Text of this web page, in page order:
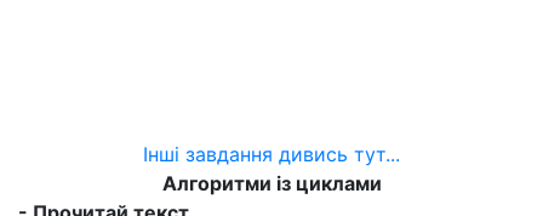
Інші завдання дивись тут...
Алгоритми із циклами